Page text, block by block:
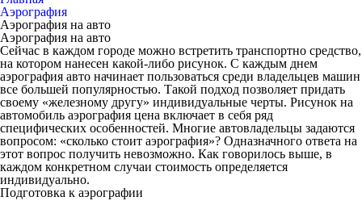
Аэрография
Аэрография на авто
Аэрография на авто
Сейчас в каждом городе можно встретить транспортно средство,
на котором нанесен какой-либо рисунок. С каждым днем
аэрография авто начинает пользоваться среди владельцев машин
все большей популярностью. Такой подход позволяет придать
своему «железному другу» индивидуальные черты. Рисунок на
автомобиль аэрография цена включает в себя ряд
специфических особенностей. Многие автовладельцы задаются
вопросом: «сколько стоит аэрография»? Одназначного ответа на
этот вопрос получить невозможно. Как говорилось выше, в
каждом конкретном случаи стоимость определяется
индивидуально.
Подготовка к аэрографии